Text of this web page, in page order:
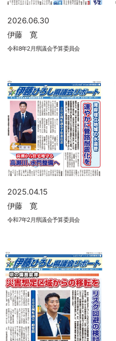
2026.06.30
伊藤 寛
令和8年2月県議会予算委員会
2025.04.15
伊藤 寛
令和7年2月県議会予算委員会